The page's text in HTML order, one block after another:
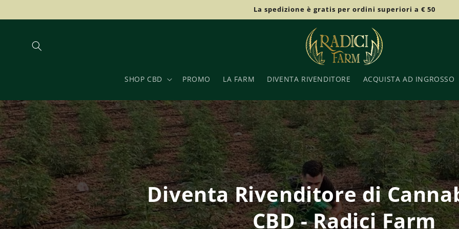
ai contenuti
La spedizione è gratis per ordini superiori a € 50
SHOP CBD PROMO LA FARM DIVENTA RIVENDITORE ACQUISTA AD INGROSSO
Diventa Rivenditore di
CBD - Radici Farm